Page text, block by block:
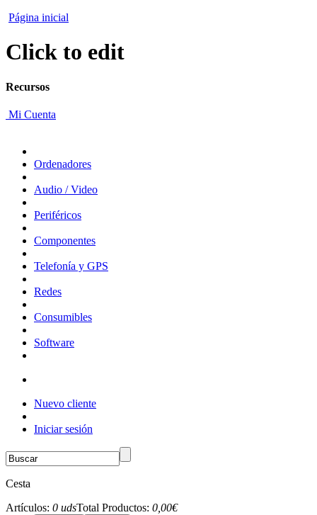
Página inicial
Click to edit
Recursos
Mi Cuenta
Ordenadores
Audio / Video
Periféricos
Componentes
Telefonía y GPS
Redes
Consumibles
Software
Nuevo cliente
Iniciar sesión
Cesta
Artículos: 0 udsTotal Productos: 0,00€